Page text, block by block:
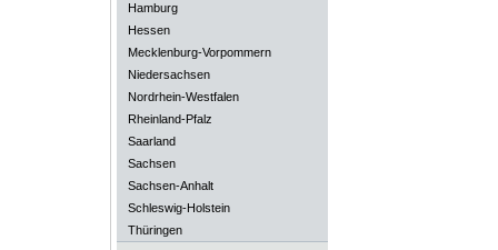
Hamburg
Hessen
Mecklenburg-Vorpommern
Niedersachsen
Nordrhein-Westfalen
Rheinland-Pfalz
Saarland
Sachsen
Sachsen-Anhalt
Schleswig-Holstein
Thüringen